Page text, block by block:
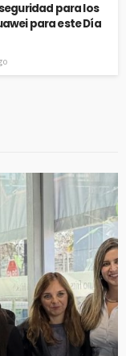
para los
para este Día